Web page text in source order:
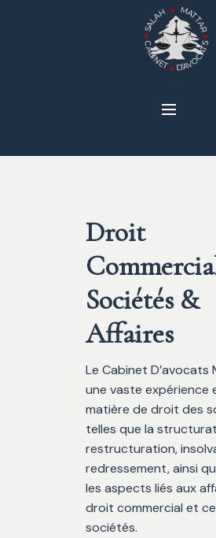
Droit
Sociétés &
Affaires
Le Cabinet D’avocats
une vaste expérience
matière de droit des
telles que la
restructuration,
redressement, ainsi
les aspects liés aux
droit commercial et
sociétés.